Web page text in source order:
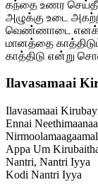
கந்தை உணர
அழுக்கு உடை
வெண்ணாடை
மானத்தை
காத்திடு என்று
Ilavasamaai
Ilavasamaai
Ennai
Appa Um
Nantri, Nantri Iyya
Kodi Nantri Iyya